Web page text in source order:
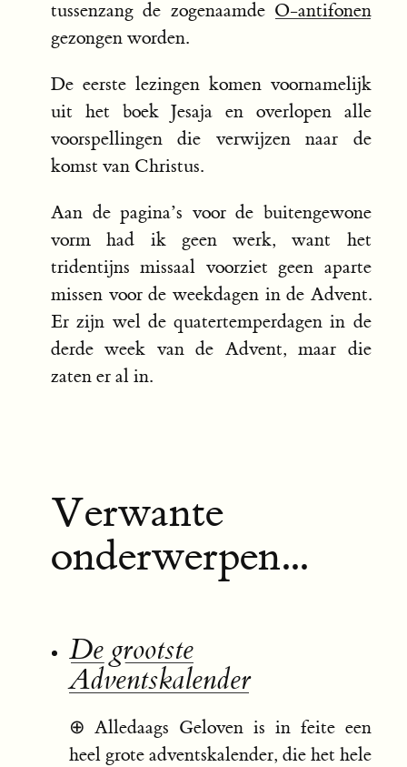
tussenzang de zogenaamde O-antifonen
gezongen worden.
De eerste lezingen komen voornamelijk
uit het boek Jesaja en overlopen alle
voorspellingen die verwijzen naar de
komst van Christus.
Aan de pagina’s voor de buitengewone
vorm had ik geen werk, want het
tridentijns missaal voorziet geen aparte
missen voor de weekdagen in de Advent.
Er zijn wel de quatertemperdagen in de
derde week van de Advent, maar die
zaten er al in.
Verwante
onderwerpen...
De grootste
Adventskalender
⊕Alledaags Geloven is in feite een
heel grote adventskalender, die het hele